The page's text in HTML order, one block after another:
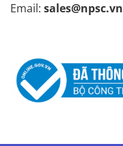
Email: sales@npsc.vn